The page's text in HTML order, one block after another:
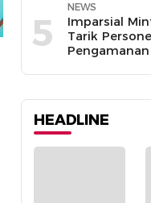
5
NEWS
Imparsial
Tarik
Pengamanan
HEADLINE